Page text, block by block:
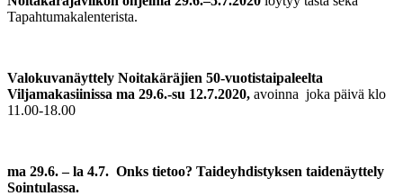
Tapahtumakalenterista.
Valokuvanäyttely Noitakäräjien 50-vuotistaipaleelta
Viljamakasiinissa ma 29.6.-su 12.7.2020, avoinna joka päivä klo
11.00-18.00
ma 29.6. – la 4.7. Onks tietoo? Taideyhdistyksen taidenäyttely
Sointulassa.